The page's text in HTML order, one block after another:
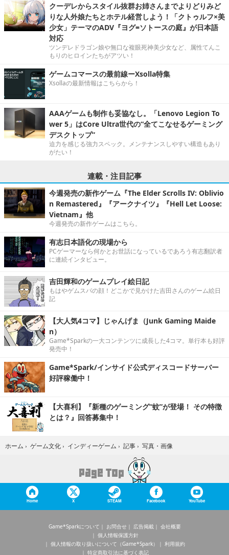
クーデレからスタイル抜群お姉さんまでよりどりみど
りな人外娘たちとホテル経営しよう！「クトゥルフ×美
少女」テーマのADV『ヨグ=ソトースの庭』が日本語
対応
ツンデレドラゴン娘や無口な複眼死神美少女など、属性てんこ
もりのヒロインたちがアツい！
ゲームコマースの最前線ーXsolla特集
Xsollaの最新情報はこちらから！
AAAゲームも制作も妥協なし。「Lenovo Legion To
wer 5」はCore Ultra世代の“全てこなせるゲーミング
デスクトップ”
迫力を感じる強力スペック。メンテナンスしやすい構造もあり
がたい！
連載・注目記事
今週発売の新作ゲーム『The Elder Scrolls IV: Oblivio
n Remastered』『アークナイツ』『Hell Let Loose:
Vietnam』他
今週発売の新作ゲームはこちら。
有志日本語化の現場から
PCゲーマーなら何かとお世話になっているであろう有志翻訳者
に連続インタビュー。
吉田輝和のゲームプレイ絵日記
もはやゲムスパの顔！どこかで見かけた吉田さんのゲーム絵日
記
【大人気4コマ】じゃんげま（Junk Gaming Maide
n）
Game*Sparkの一大コンテンツに成長した4コマ。単行本も好評
発売中！
Game*Spark/インサイド公式ディスコードサーバー
好評稼働中！
【大喜利】『新種のゲーミング“蚊”が登場！ その特徴
とは？』回答募集中！
ホーム › ゲーム文化 › インディーゲーム › 記事 › 写真・画像
Home X STEAM Facebook YouTube
Game*Sparkについて お問合せ 広告掲載
会社概要
個人情報保護方針
個人情報の取り扱いについて（Game*Spark）
利用規約
特定商取引法に基づく表記